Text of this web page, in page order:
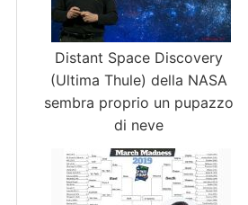
Distant Space Discovery
(Ultima Thule) della NASA
sembra proprio un pupazzo
di neve